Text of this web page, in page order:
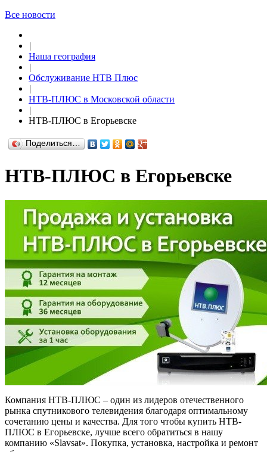
Все новости
|
Наша география
|
Обслуживание НТВ Плюс
|
НТВ-ПЛЮС в Московской области
|
НТВ-ПЛЮС в Егорьевске
Поделиться…
НТВ-ПЛЮС в Егорьевске
Компания НТВ-ПЛЮС – один из лидеров отечественного
рынка спутникового телевидения благодаря оптимальному
сочетанию цены и качества. Для того чтобы купить НТВ-
ПЛЮС в Егорьевске, лучше всего обратиться в нашу
компанию «Slavsat». Покупка, установка, настройка и ремонт